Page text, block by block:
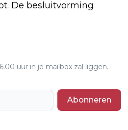
De besluitvorming
uur in je mailbox zal liggen.
Abonneren